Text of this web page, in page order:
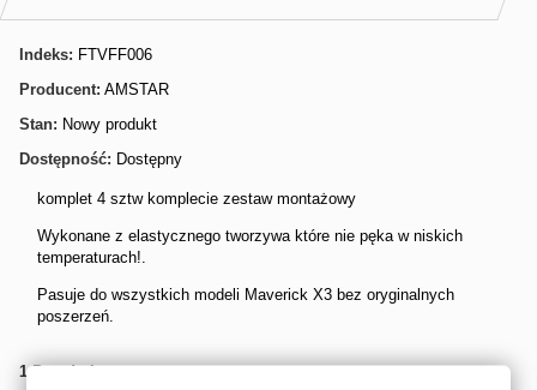
Indeks: FTVFF006
Producent: AMSTAR
Stan: Nowy produkt
Dostępność: Dostępny
komplet 4 sztw komplecie zestaw montażowy
Wykonane z elastycznego tworzywa które nie pęka w niskich
temperaturach!.
Pasuje do wszystkich modeli Maverick X3 bez oryginalnych
poszerzeń.
1 Przedmiot